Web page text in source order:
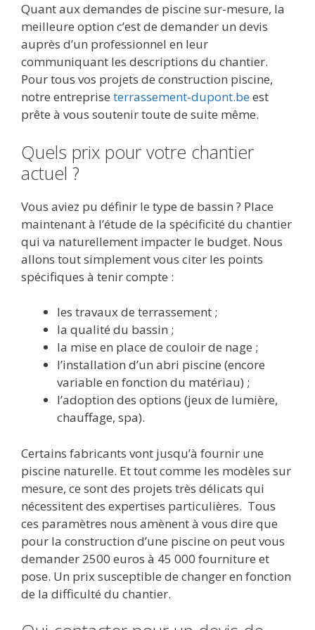
Quant aux demandes de piscine sur-mesure, la
meilleure option c’est de demander un devis
auprès d’un professionnel en leur
communiquant les descriptions du chantier.
Pour tous vos projets de construction piscine,
notre entreprise terrassement-dupont.beest
prête à vous soutenir toute de suite même.
Quels prix pour votre chantier
actuel ?
Vous aviez pu définir le type de bassin ? Place
maintenant à l’étude de la spécificité du chantier
qui va naturellement impacter le budget. Nous
allons tout simplement vous citer les points
spécifiques à tenir compte :
les travaux de terrassement ;
la qualité du bassin ;
la mise en place de couloir de nage ;
l’installation d’un abri piscine (encore
variable en fonction du matériau) ;
l’adoption des options (jeux de lumière,
chauffage, spa).
Certains fabricants vont jusqu’à fournir une
piscine naturelle. Et tout comme les modèles sur
mesure, ce sont des projets très délicats qui
nécessitent des expertises particulières. Tous
ces paramètres nous amènent à vous dire que
pour la construction d’une piscine on peut vous
demander 2500 euros à 45 000 fourniture et
pose. Un prix susceptible de changer en fonction
de la difficulté du chantier.